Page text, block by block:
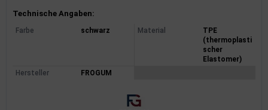
Produktinformationen
Technische Angaben:
Farbe schwarz Material
TPE
(thermoplasti
scher
Elastomer)
Hersteller
FROGUM